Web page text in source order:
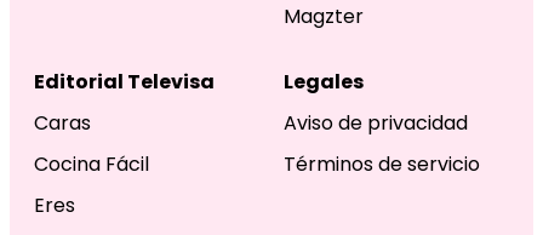
Magzter
Editorial Televisa
Caras
Cocina Fácil
Eres
Legales
Aviso de privacidad
Términos de servicio